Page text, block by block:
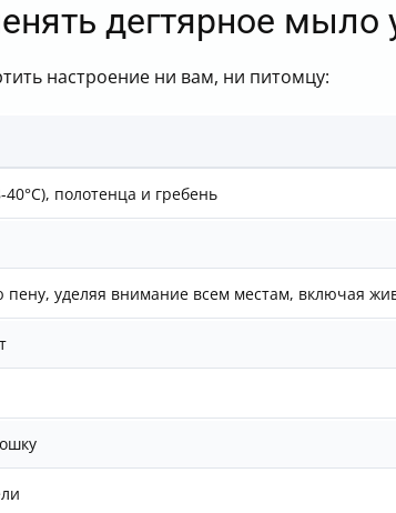
дегтярное мыло
настроение ни вам, ни питомцу:
полотенца и гребень
пену, уделяя внимание всем местам, включая